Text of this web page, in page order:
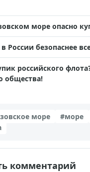
море опасно
России безопаснее
российского
общества!
море #море
комментарий